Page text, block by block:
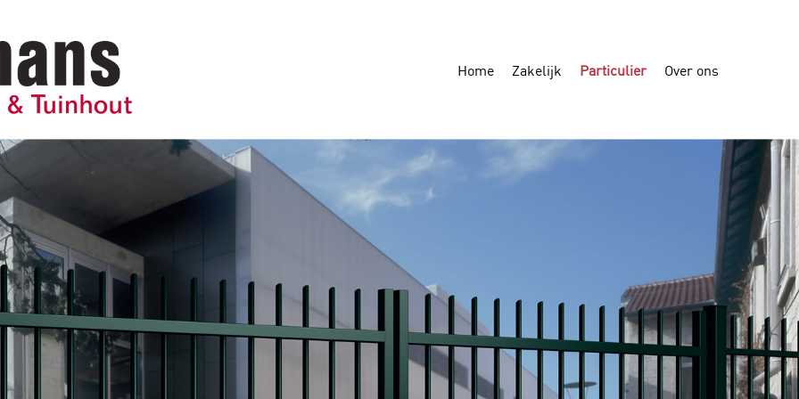
Home Zakelijk Particulier Over ons